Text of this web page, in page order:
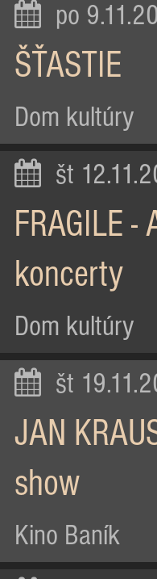
po
ŠŤASTIE
Dom kultúry
št
FRAGILE -
koncerty
Dom kultúry
št
JAN
show
Kino Baník